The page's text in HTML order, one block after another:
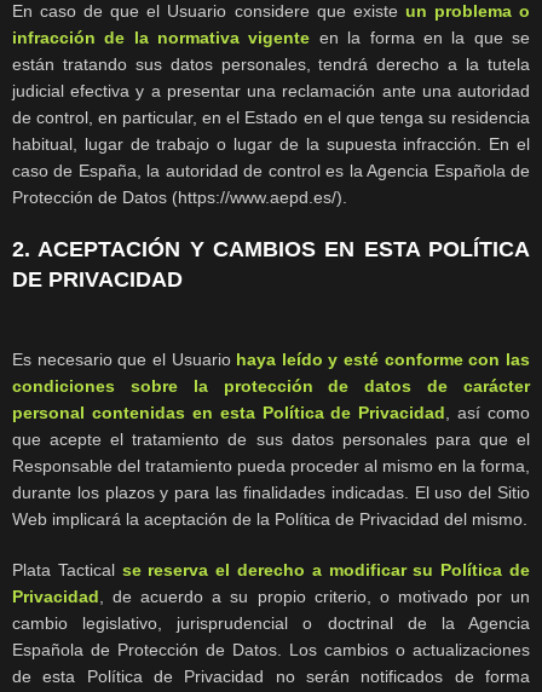
En caso de que el Usuario considere que existe un problema o
infracción de la normativa vigente en la forma en la que se
están tratando sus datos personales, tendrá derecho a la tutela
judicial efectiva y a presentar una reclamación ante una autoridad
de control, en particular, en el Estado en el que tenga su residencia
habitual, lugar de trabajo o lugar de la supuesta infracción. En el
caso de España, la autoridad de control es la Agencia Española de
Protección de Datos (https://www.aepd.es/).
2. ACEPTACIÓN Y CAMBIOS EN ESTA POLÍTICA
DE PRIVACIDAD
Es necesario que el Usuario haya leído y esté conforme con las
condiciones sobre la protección de datos de carácter
personal contenidas en esta Política de Privacidad , así como
que acepte el tratamiento de sus datos personales para que el
Responsable del tratamiento pueda proceder al mismo en la forma,
durante los plazos y para las finalidades indicadas. El uso del Sitio
Web implicará la aceptación de la Política de Privacidad del mismo.
Plata Tactical se reserva el derecho a modificar su Política de
Privacidad , de acuerdo a su propio criterio, o motivado por un
cambio legislativo, jurisprudencial o doctrinal de la Agencia
Española de Protección de Datos. Los cambios o actualizaciones
de esta Política de Privacidad no serán notificados de forma